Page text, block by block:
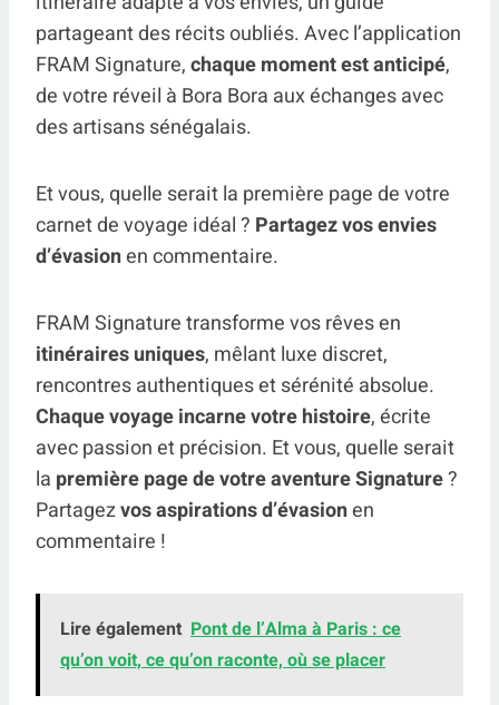
partageant des récits oubliés. Avec l’application
FRAM Signature,chaque moment est anticipé,
de votre réveil à Bora Bora aux échanges avec
des artisans sénégalais.
Et vous, quelle serait la première page de votre
carnet de voyage idéal ? Partagez vos envies
d’évasionen commentaire.
FRAM Signature transforme vos rêves en
itinéraires uniques, mêlant luxe discret,
rencontres authentiques et sérénité absolue.
Chaque voyage incarne votre histoire, écrite
avec passion et précision. Et vous, quelle serait
la première page de votre aventure Signature?
Partagezvos aspirations d’évasionen
commentaire !
Lire également Pont de l’Alma à Paris : ce
qu’on voit, ce qu’on raconte, où se placer